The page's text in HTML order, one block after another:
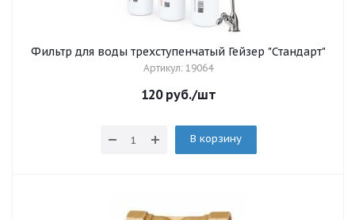
Фильтр для воды трехступенчатый Гейзер "Стандарт"
Артикул: 19064
120руб./шт
В корзину